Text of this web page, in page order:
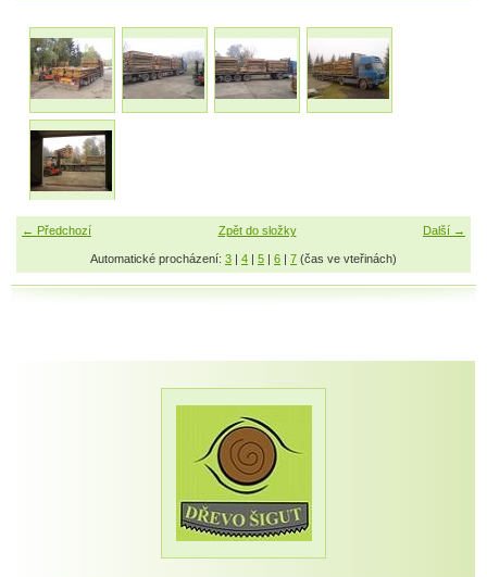
← Předchozí Další →
Zpět do složky
Automatické procházení: 3 | 4 | 5 | 6 | 7 (čas ve vteřinách)